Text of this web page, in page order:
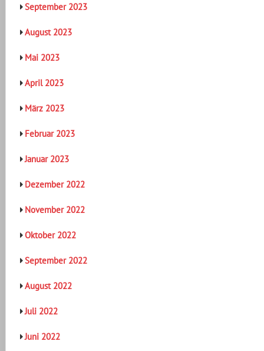
September 2023
August 2023
Mai 2023
April 2023
März 2023
Februar 2023
Januar 2023
Dezember 2022
November 2022
Oktober 2022
September 2022
August 2022
Juli 2022
Juni 2022